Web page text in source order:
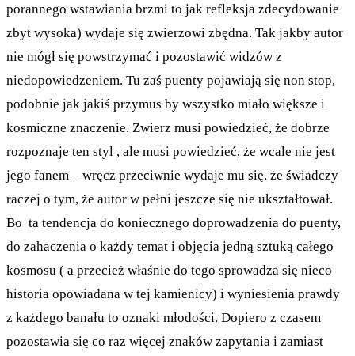
porannego wstawiania brzmi to jak refleksja zdecydowanie
zbyt wysoka) wydaje się zwierzowi zbędna. Tak jakby autor
nie mógł się powstrzymać i pozostawić widzów z
niedopowiedzeniem. Tu zaś puenty pojawiają się non stop,
podobnie jak jakiś przymus by wszystko miało większe i
kosmiczne znaczenie. Zwierz musi powiedzieć, że dobrze
rozpoznaje ten styl , ale musi powiedzieć, że wcale nie jest
jego fanem – wręcz przeciwnie wydaje mu się, że świadczy
raczej o tym, że autor w pełni jeszcze się nie ukształtował.
Bo ta tendencja do koniecznego doprowadzenia do puenty,
do zahaczenia o każdy temat i objęcia jedną sztuką całego
kosmosu ( a przecież właśnie do tego sprowadza się nieco
historia opowiadana w tej kamienicy) i wyniesienia prawdy
z każdego banału to oznaki młodości. Dopiero z czasem
pozostawia się co raz więcej znaków zapytania i zamiast